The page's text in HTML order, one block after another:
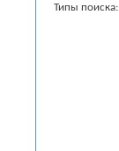
Типы поиска: